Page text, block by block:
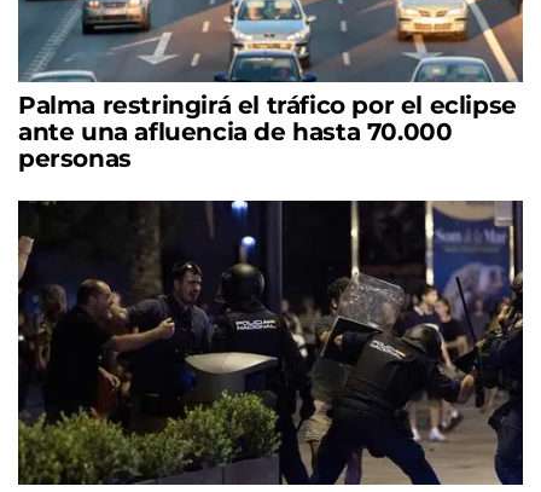
Palma restringirá el tráfico por el eclipse
ante una afluencia de hasta 70.000
personas